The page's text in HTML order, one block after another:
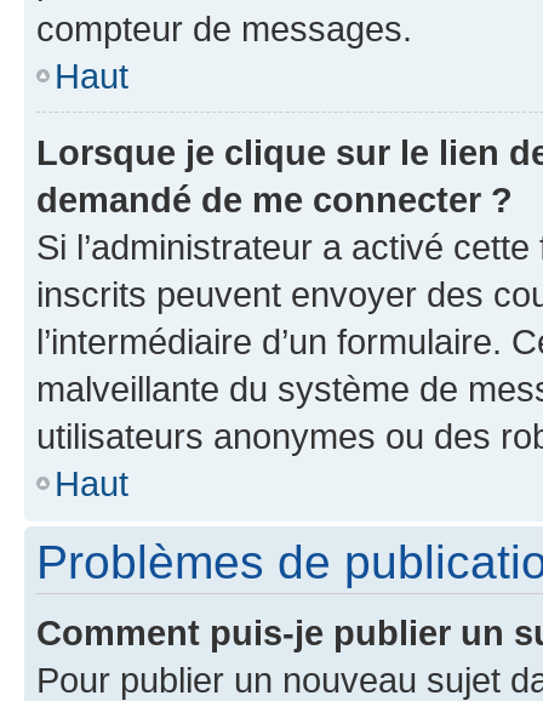
compteur de messages.
Haut
Lorsque je clique sur le lien
demandé de me connecter ?
Si l’administrateur a activé
inscrits peuvent envoyer des
l’intermédiaire d’un formulaire.
malveillante du système de
utilisateurs anonymes ou des
Haut
Problèmes de
Comment puis-je publier un
Pour publier un nouveau sujet